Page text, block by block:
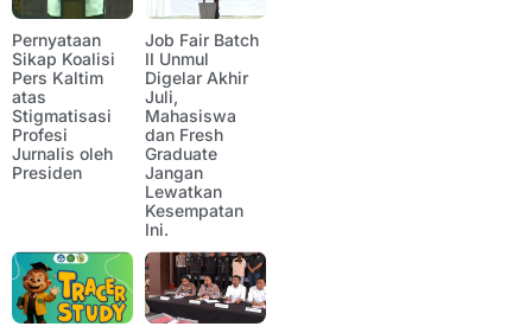
Pernyataan
Sikap Koalisi
Pers Kaltim
atas
Stigmatisasi
Profesi
Jurnalis oleh
Presiden
Job Fair Batch
II Unmul
Digelar Akhir
Juli,
Mahasiswa
dan Fresh
Graduate
Jangan
Lewatkan
Kesempatan
Ini.